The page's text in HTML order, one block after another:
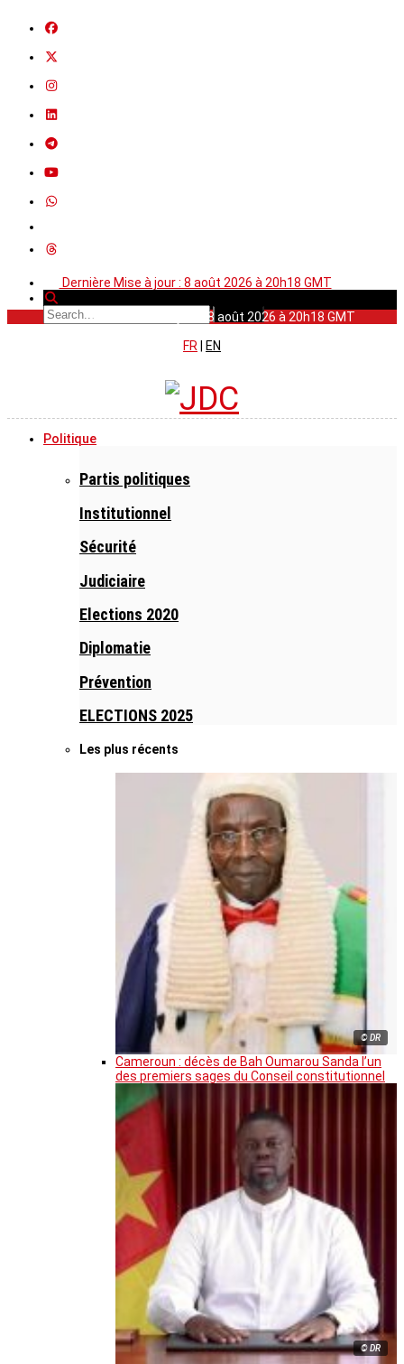
Dernière Mise à jour : 8 août 2026 à 20h18 GMT
Dernière Mise à jour : 8 août 2026 à 20h18 GMT
FR
EN
Politique
Partis politiques
Institutionnel
Sécurité
Judiciaire
Elections 2020
Diplomatie
Prévention
ELECTIONS 2025
Les plus récents
© DR
Cameroun : décès de Bah Oumarou Sanda l’un
des premiers sages du Conseil constitutionnel
© DR